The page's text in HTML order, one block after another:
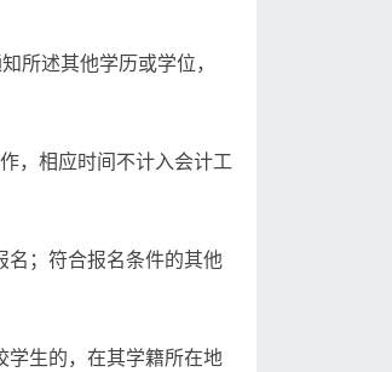
所述其他学历或学位，
，相应时间不计入会计工
名；符合报名条件的其他
学生的，在其学籍所在地